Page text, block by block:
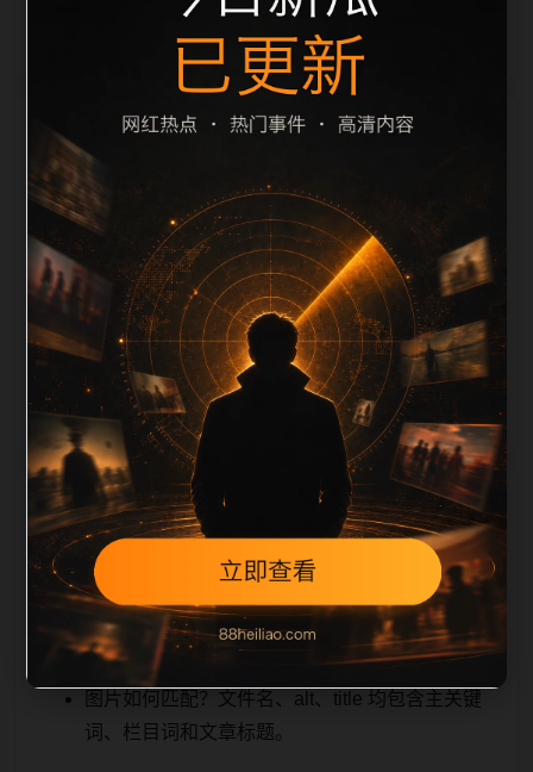
底、标题重复过滤和 des
栏目内容归集
cription 长度检查。栏目内容按每日少量新增的方式持
续扩展，每篇保留相关问题、站内推荐和清晰的层级路
径，减少用户反复返回搜索页。第12篇作为本栏目的初
始建设内容，主要用于补齐栏目深度、稳定内链结构，
并为后续专题聚合提供可点击入口。如果后续发现页面
缺图、标题过短、描述为空或正文不足，将进入每日
SEO 检查清单自动修正。
相关问题
明星黑料后续如何更新？按每日少量、主题相
关、图片本地化的方式持续补充。
如何继续浏览？可返回栏目页、查看热门推荐或
进入 sitemap。
图片如何匹配？文件名、alt、title 均包含主关键
词、栏目词和文章标题。